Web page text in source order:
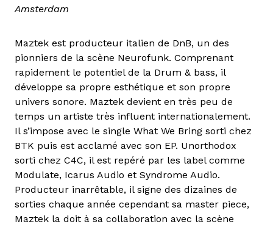
Amsterdam
Maztek est producteur italien de DnB, un des
pionniers de la scène Neurofunk. Comprenant
rapidement le potentiel de la Drum & bass, il
développe sa propre esthétique et son propre
univers sonore. Maztek devient en très peu de
temps un artiste très influent internationalement.
Il s’impose avec le single What We Bring sorti chez
BTK puis est acclamé avec son EP. Unorthodox
sorti chez C4C, il est repéré par les label comme
Modulate, Icarus Audio et Syndrome Audio.
Producteur inarrêtable, il signe des dizaines de
sorties chaque année cependant sa master piece,
Maztek la doit à sa collaboration avec la scène